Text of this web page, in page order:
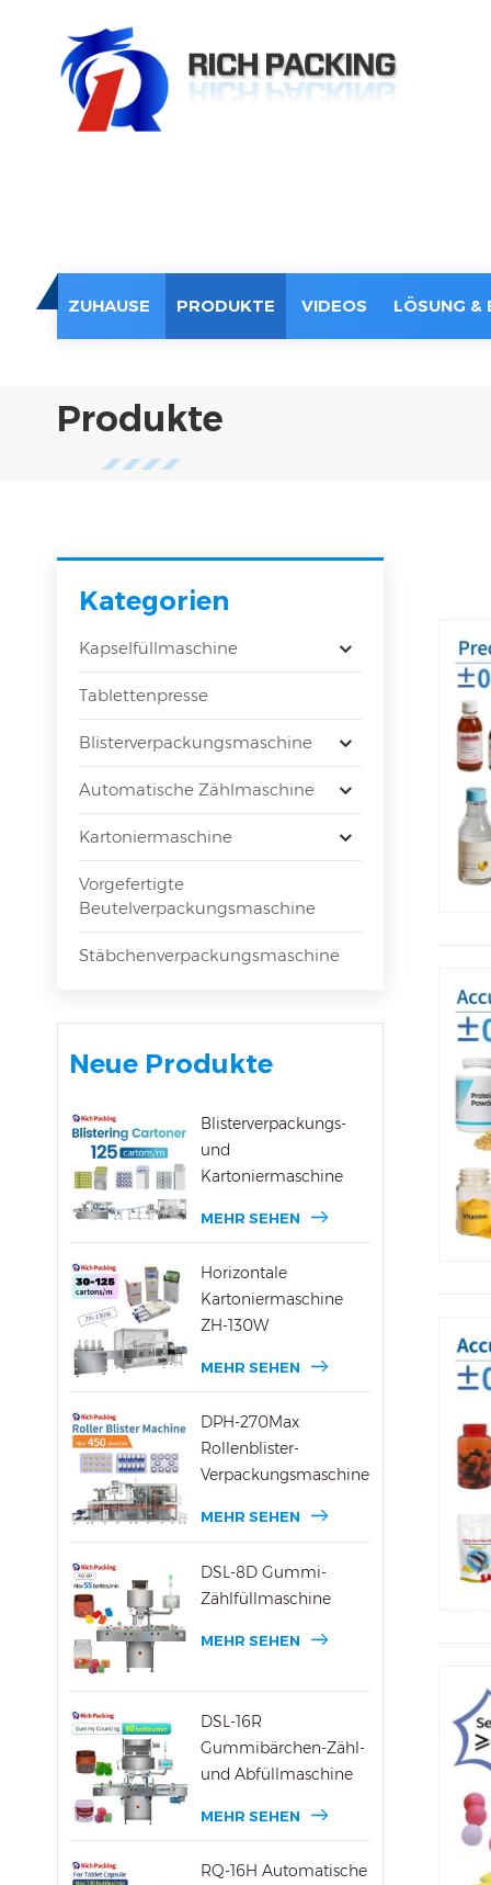
ZUHAUSE PRODUKTE VIDEOS LÖSUNG &
Produkte
Kategorien
Kapselfüllmaschine
Tablettenpresse
Blisterverpackungsmaschine
Automatische Zählmaschine
Kartoniermaschine
Vorgefertigte
Beutelverpackungsmaschine
Stäbchenverpackungsmaschine
Neue Produkte
Blisterverpackungs-
und
Kartoniermaschine
MEHR SEHEN
Horizontale
Kartoniermaschine
ZH-130W
MEHR SEHEN
DPH-270Max
Rollenblister-
Verpackungsmaschine
MEHR SEHEN
DSL-8D Gummi-
Zählfüllmaschine
MEHR SEHEN
DSL-16R
Gummibärchen-Zähl-
und Abfüllmaschine
MEHR SEHEN
RQ-16H Automatische